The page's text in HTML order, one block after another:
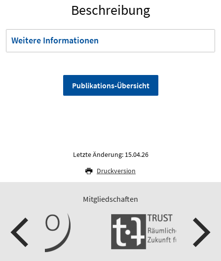
Beschreibung
Weitere Informationen
Publikations-Übersicht
Letzte Änderung: 15.04.26
Druckversion
Mitgliedschaften